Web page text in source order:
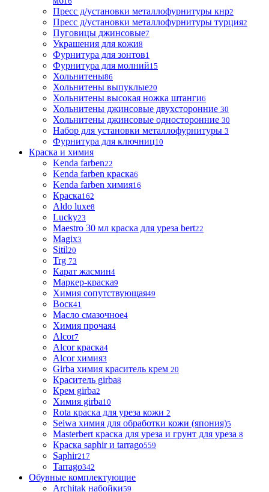
Пресс д/установки металлофурнитуры кнр2
Пресс д/установки металлофурнитуры турция2
Пуговицы джинсовые7
Украшения для кожи8
Фурнитура для зонтов1
Фурнитура для молний15
Хольнитены86
Хольнитены выпуклые20
Хольнитены высокая ножка штанги6
Хольнитены джинсовые двухсторонние 30
Хольнитены джинсовые односторонние 30
Набор для установки металлофурнитуры 3
Фурнитура для ключниц10
Краска и химия
Kenda farben22
Kenda farben краска6
Kenda farben химия16
Краска162
Aldo luxe8
Lucky23
Maestro 30 мл краска для уреза bert22
Magix3
Sitil20
Trg 73
Карат жасмин4
Маркер-краска9
Химия сопутствующая49
Воск41
Масло смазочное4
Химия прочая4
Alcor7
Alcor краска4
Alcor химия3
Girba химия краситель крем 20
Краситель girba8
Крем girba2
Химия girba10
Rota краска для уреза кожи 2
Seiwa химия для обработки кожи (япония)5
Masterbert краска для уреза и грунт для уреза 8
Краска saphir и tarrago559
Saphir217
Tarrago342
Обувные комплектующие
Architak набойки59